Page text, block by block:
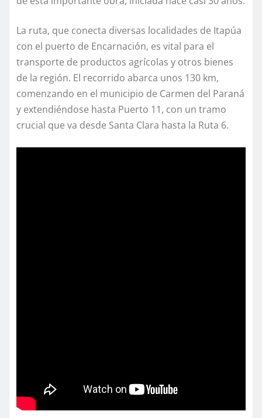
La ruta, que conecta diversas localidades de Itapúa
con el puerto de Encarnación, es vital para el
transporte de productos agrícolas y otros bienes
de la región. El recorrido abarca unos 130 km,
comenzando en el municipio de Carmen del Paraná
y extendiéndose hasta Puerto 11, con un tramo
crucial que va desde Santa Clara hasta la Ruta 6.